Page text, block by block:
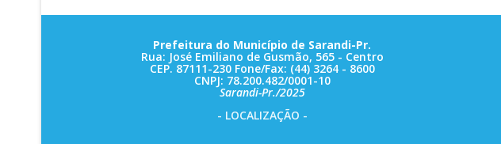
Prefeitura do Município de Sarandi-Pr.
Rua: José Emiliano de Gusmão, 565 - Centro
CEP. 87111-230 Fone/Fax: (44) 3264 - 8600
CNPJ: 78.200.482/0001-10
Sarandi-Pr./2025
- LOCALIZAÇÃO -